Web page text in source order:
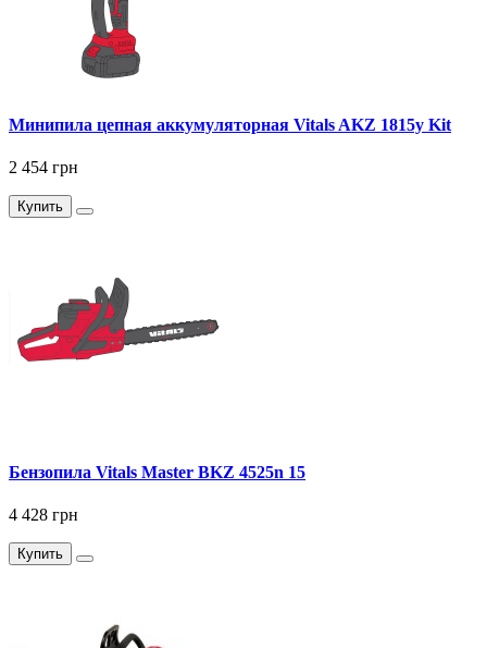
Минипила цепная аккумуляторная Vitals AKZ 1815y Kit
2 454 грн
Купить
Бензопила Vitals Master BKZ 4525n 15
4 428 грн
Купить